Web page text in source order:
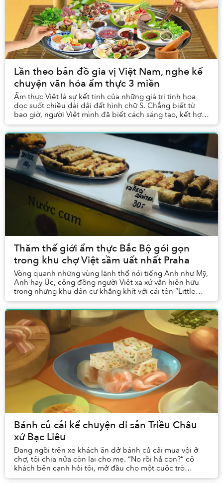
Lần theo bản đồ gia vị Việt Nam, nghe kể
chuyện văn hóa ẩm thực 3 miền
Ẩm thực Việt là sự kết tinh của những giá trị tinh hoa
dọc suốt chiều dài dải đất hình chữ S. Chẳng biết từ
bao giờ, người Việt mình đã biết cách sáng tạo, kết hợp
tài tình để chỉ đơn thuần chiếc lá, ...
Thăm thế giới ẩm thực Bắc Bộ gói gọn
trong khu chợ Việt sầm uất nhất Praha
Vòng quanh những vùng lãnh thổ nói tiếng Anh như Mỹ,
Anh hay Úc, cộng đồng người Việt xa xứ vẫn hiện hữu
trong những khu dân cư khắng khít với cái tên “Little
Saigon” (Tiểu khu Sài Gòn), gầy dựng chợ ...
Bánh củ cải kể chuyện di sản Triều Châu
xứ Bạc Liêu
Đang ngồi trên xe khách ăn dở bánh củ cải mua vội ở
chợ, tôi chia nửa còn lại cho mẹ. “No rồi hả con?” cô
khách bên cạnh hỏi tôi, mở đầu cho một cuộc trò
chuyện rôm rả trong suốt hành trình còn lại. K...